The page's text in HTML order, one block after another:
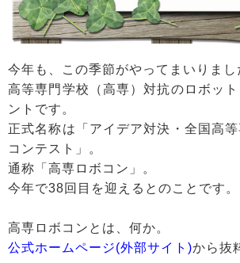
今年も、この季節がやってまいりまし
高等専門学校（高専）対抗のロボッ
ントです。
正式名称は「アイデア対決・全国高
コンテスト」。
通称「高専ロボコン」。
今年で38回目を迎えるとのことです。
高専ロボコンとは、何か。
公式ホームページ(外部サイト)から抜